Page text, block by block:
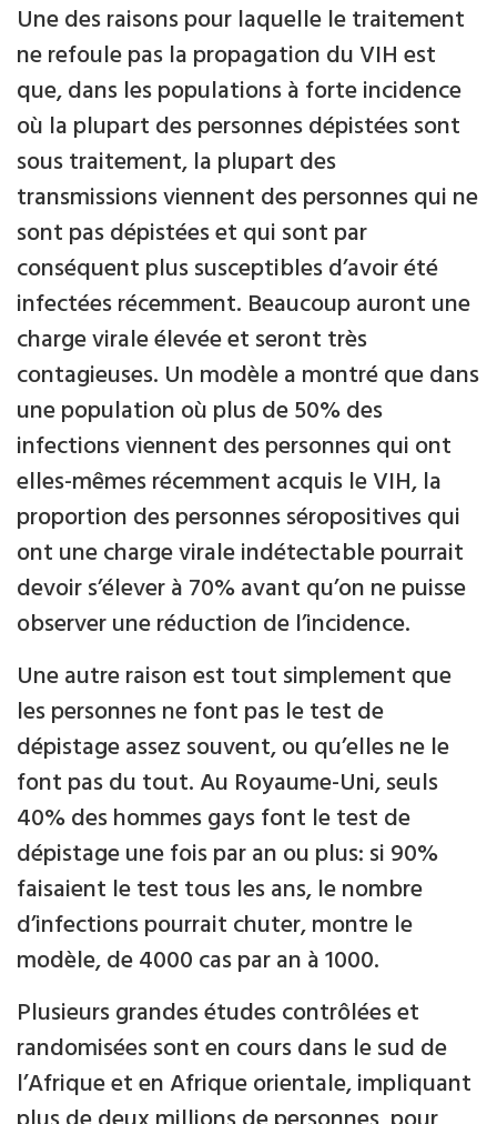
Une des raisons pour laquelle le traitement
ne refoule pas la propagation du VIH est
que, dans les populations à forte incidence
où la plupart des personnes dépistées sont
sous traitement, la plupart des
transmissions viennent des personnes qui ne
sont pas dépistées et qui sont par
conséquent plus susceptibles d’avoir été
infectées récemment. Beaucoup auront une
charge virale élevée et seront très
contagieuses. Un modèle a montré que dans
une population où plus de 50% des
infections viennent des personnes qui ont
elles-mêmes récemment acquis le VIH, la
proportion des personnes séropositives qui
ont une charge virale indétectable pourrait
devoir s’élever à 70% avant qu’on ne puisse
observer une réduction de l’incidence.
Une autre raison est tout simplement que
les personnes ne font pas le test de
dépistage assez souvent, ou qu’elles ne le
font pas du tout. Au Royaume-Uni, seuls
40% des hommes gays font le test de
dépistage une fois par an ou plus: si 90%
faisaient le test tous les ans, le nombre
d’infections pourrait chuter, montre le
modèle, de 4000 cas par an à 1000.
Plusieurs grandes études contrôlées et
randomisées sont en cours dans le sud de
l’Afrique et en Afrique orientale, impliquant